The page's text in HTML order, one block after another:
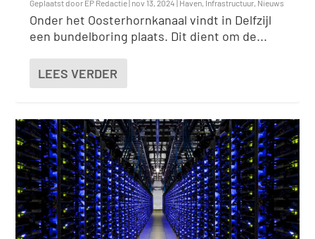
Geplaatst door EP Redactie| nov 13, 2024 | Haven, Infrastructuur, Nieuws
Onder het Oosterhornkanaal vindt in Delfzijl
een bundelboring plaats. Dit dient om de...
LEES VERDER